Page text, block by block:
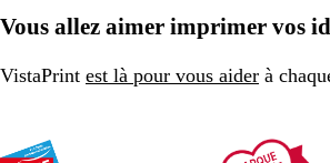
lalala
Vous allez aimer imprimer vos
VistaPrint est là pour vous aider à